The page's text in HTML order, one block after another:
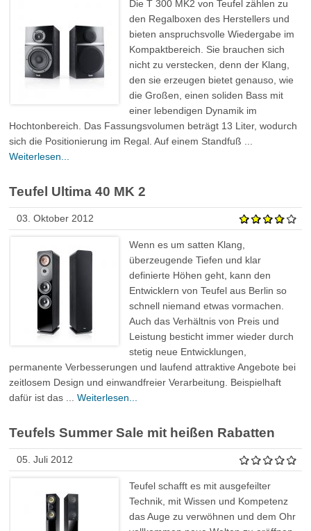
Die T 300 MK2 von Teufel zählen zu
den Regalboxen des Herstellers und
bieten anspruchsvolle Wiedergabe im
Kompaktbereich. Sie brauchen sich
nicht zu verstecken, denn der Klang,
den sie erzeugen bietet genauso, wie
die Großen, einen soliden Bass mit
einer lebendigen Dynamik im
Hochtonbereich. Das Fassungsvolumen beträgt 13 Liter, wodurch
sich die Positionierung im Regal. Auf einem Standfuß ...
Weiterlesen...
Teufel Ultima 40 MK 2
03. Oktober 2012
Wenn es um satten Klang,
überzeugende Tiefen und klar
definierte Höhen geht, kann den
Entwicklern von Teufel aus Berlin so
schnell niemand etwas vormachen.
Auch das Verhältnis von Preis und
Leistung besticht immer wieder durch
stetig neue Entwicklungen,
permanente Verbesserungen und laufend attraktive Angebote bei
zeitlosem Design und einwandfreier Verarbeitung. Beispielhaft
dafür ist das ...Weiterlesen...
Teufels Summer Sale mit heißen Rabatten
05. Juli 2012
Teufel schafft es mit ausgefeilter
Technik, mit Wissen und Kompetenz
das Auge zu verwöhnen und dem Ohr